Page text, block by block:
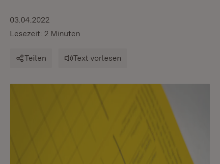
03.04.2022
Lesezeit: 2 Minuten
Teilen Text vorlesen